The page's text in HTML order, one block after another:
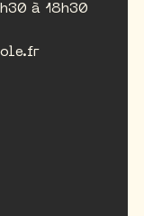
à 18h30